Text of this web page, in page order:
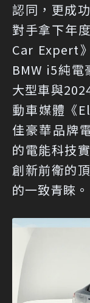
認同，更成
對手拿下年
Car Expert
BMW i5純
大型車與
動車媒體《
佳豪華品牌
的電能科技
創新前衛的
的一致青睞。